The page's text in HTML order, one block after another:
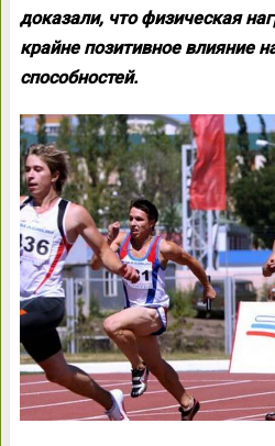
доказали, что физическая
крайне позитивное влияние
способностей.